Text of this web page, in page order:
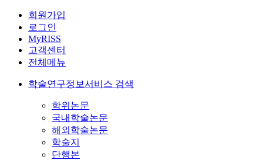
회원가입
로그인
MyRISS
고객센터
전체메뉴
학술연구정보서비스 검색
학위논문
국내학술논문
해외학술논문
학술지
단행본